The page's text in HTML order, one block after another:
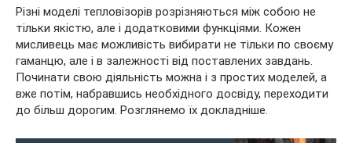
Різні моделі тепловізорів розрізняються між собою не
тільки якістю, але і додатковими функціями. Кожен
мисливець має можливість вибирати не тільки по своєму
гаманцю, але і в залежності від поставлених завдань.
Починати свою діяльність можна і з простих моделей, а
вже потім, набравшись необхідного досвіду, переходити
до більш дорогим. Розглянемо їх докладніше.